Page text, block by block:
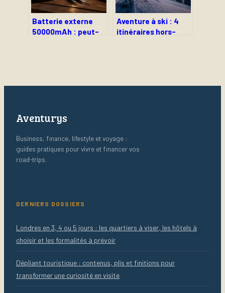
Batterie externe
50000mAh : peut-
Aventure à ski : 4
itinéraires hors-
battus
Aventurys
Business, finance, lifestyle et voyage :
guides pratiques pour vivre et financer vos
road-trips.
DERNIERS DOSSIERS
Londres en 3, 4 ou 5 jours : les quartiers à viser, les hôtels à
choisir et les formalités à prévoir
Dépliant touristique : contenus, plis et finitions pour
transformer une curiosité en visite